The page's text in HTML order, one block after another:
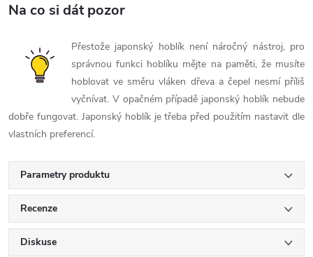
Na co si dát pozor
Přestože japonský hoblík není náročný nástroj, pro
správnou funkci hoblíku mějte na paměti, že musíte
hoblovat ve směru vláken dřeva a čepel nesmí příliš
vyčnívat. V opačném případě japonský hoblík nebude
dobře fungovat. Japonský hoblík je třeba před použitím nastavit dle
vlastních preferencí.
Parametry produktu
Recenze
Diskuse